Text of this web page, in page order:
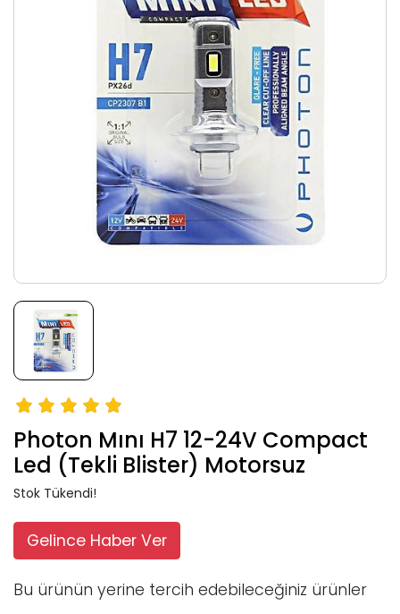
Photon Mını H7 12-24V Compact
Led (Tekli Blister) Motorsuz
Stok Tükendi!
Gelince Haber Ver
Bu ürünün yerine tercih edebileceğiniz ürünler